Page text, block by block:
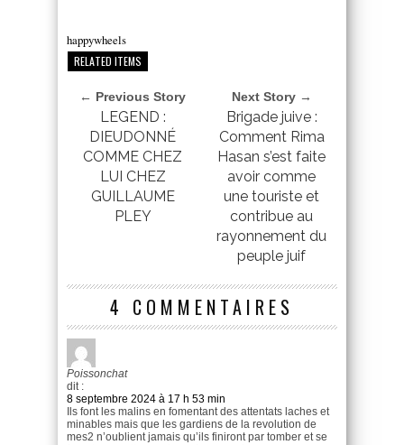
happywheels
RELATED ITEMS
← Previous Story
LEGEND :
DIEUDONNÉ
COMME CHEZ
LUI CHEZ
GUILLAUME
PLEY
Next Story →
Brigade juive :
Comment Rima
Hasan s’est faite
avoir comme
une touriste et
contribue au
rayonnement du
peuple juif
4 COMMENTAIRES
Poissonchat
dit :
8 septembre 2024 à 17 h 53 min
Ils font les malins en fomentant des attentats laches et
minables mais que les gardiens de la revolution de
mes2 n’oublient jamais qu’ils finiront par tomber et se